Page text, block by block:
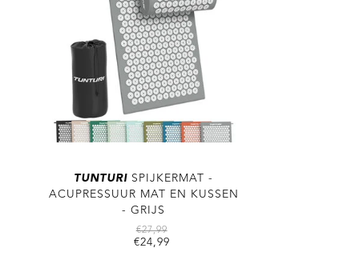
TUNTURI SPIJKERMAT -
ACUPRESSUUR MAT EN KUSSEN
- GRIJS
€27,99
€24,99